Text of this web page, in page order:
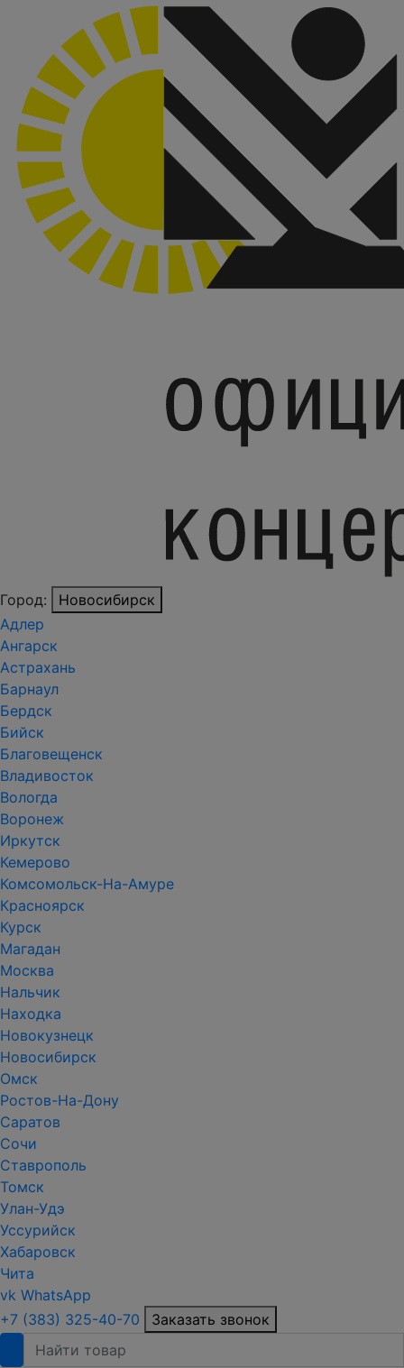
Город:
Новосибирск
Адлер
Ангарск
Астрахань
Барнаул
Бердск
Бийск
Благовещенск
Владивосток
Вологда
Воронеж
Иркутск
Кемерово
Комсомольск-На-Амуре
Красноярск
Курск
Магадан
Москва
Нальчик
Находка
Новокузнецк
Новосибирск
Омск
Ростов-На-Дону
Саратов
Сочи
Ставрополь
Томск
Улан-Удэ
Уссурийск
Хабаровск
Чита
vk WhatsApp
+7 (383) 325-40-70
Заказать звонок